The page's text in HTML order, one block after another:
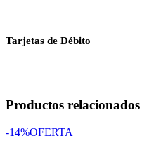
Tarjetas de Débito
Productos relacionados
-14%OFERTA